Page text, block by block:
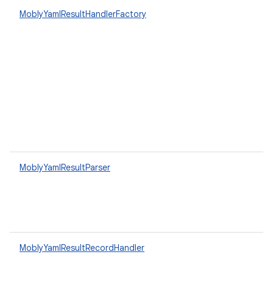
MoblyYamlResultHandlerFactory
MoblyYamlResultParser
MoblyYamlResultRecordHandler